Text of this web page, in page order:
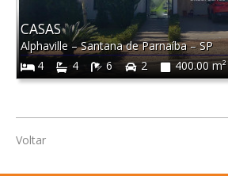
CASAS
Alphaville –Santana de Parnaíba–SP
4
4 6 2 400.00 m²
Voltar